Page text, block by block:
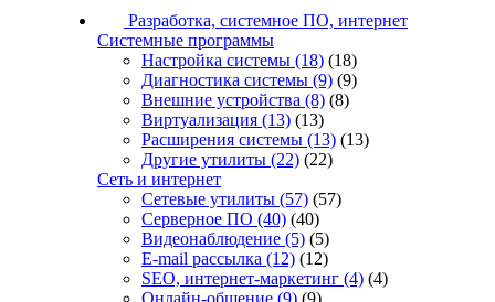
Разработка, системное ПО, интернет
Системные программы
Настройка системы (18) (18)
Диагностика системы (9) (9)
Внешние устройства (8) (8)
Виртуализация (13) (13)
Расширения системы (13) (13)
Другие утилиты (22) (22)
Сеть и интернет
Сетевые утилиты (57) (57)
Серверное ПО (40) (40)
Видеонаблюдение (5) (5)
E-mail рассылка (12) (12)
SEO, интернет-маркетинг (4) (4)
Онлайн-общение (9) (9)